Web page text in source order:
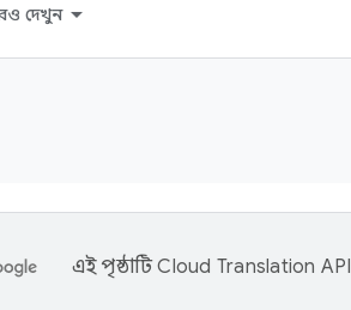
দেখুন
এই পৃষ্ঠাটিCloud Translation API